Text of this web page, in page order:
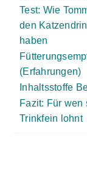
Test: Wie
den
haben
(Erfahrungen)
Inhaltsstoffe
Fazit: Für wen
Trinkfein lohnt